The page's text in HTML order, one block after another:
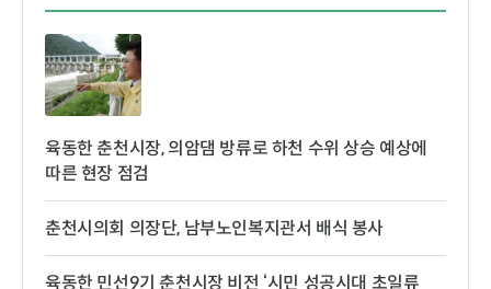
육동한 춘천시장, 의암댐 방류로 하천 수위 상승 예상에
따른 현장 점검
춘천시의회 의장단, 남부노인복지관서 배식 봉사
육동한 민선9기 춘천시장 비전 ‘시민 성공시대 초일류